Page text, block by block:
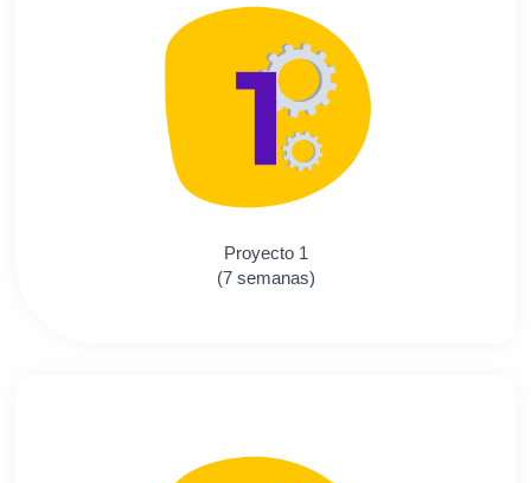
Proyecto 1
(7 semanas)